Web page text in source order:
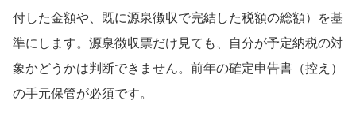
付した金額や、既に源泉徴収で完結した税額の総額）を基
準にします。源泉徴収票だけ見ても、自分が予定納税の対
象かどうかは判断できません。前年の確定申告書（控え）
の手元保管が必須です。